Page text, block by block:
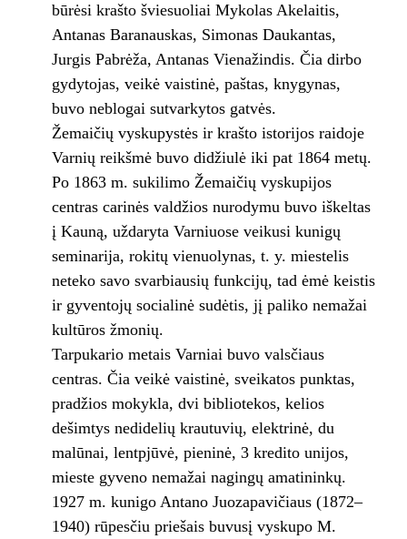
būrėsi krašto šviesuoliai Mykolas Akelaitis,
Antanas Baranauskas, Simonas Daukantas,
Jurgis Pabrėža, Antanas Vienažindis. Čia dirbo
gydytojas, veikė vaistinė, paštas, knygynas,
buvo neblogai sutvarkytos gatvės.
Žemaičių vyskupystės ir krašto istorijos raidoje
Varnių reikšmė buvo didžiulė iki pat 1864 metų.
Po 1863 m. sukilimo Žemaičių vyskupijos
centras carinės valdžios nurodymu buvo iškeltas
į Kauną, uždaryta Varniuose veikusi kunigų
seminarija, rokitų vienuolynas, t. y. miestelis
neteko savo svarbiausių funkcijų, tad ėmė keistis
ir gyventojų socialinė sudėtis, jį paliko nemažai
kultūros žmonių.
Tarpukario metais Varniai buvo valsčiaus
centras. Čia veikė vaistinė, sveikatos punktas,
pradžios mokykla, dvi bibliotekos, kelios
dešimtys nedidelių krautuvių, elektrinė, du
malūnai, lentpjūvė, pieninė, 3 kredito unijos,
mieste gyveno nemažai nagingų amatininkų.
1927 m. kunigo Antano Juozapavičiaus (1872–
1940) rūpesčiu priešais buvusį vyskupo M.